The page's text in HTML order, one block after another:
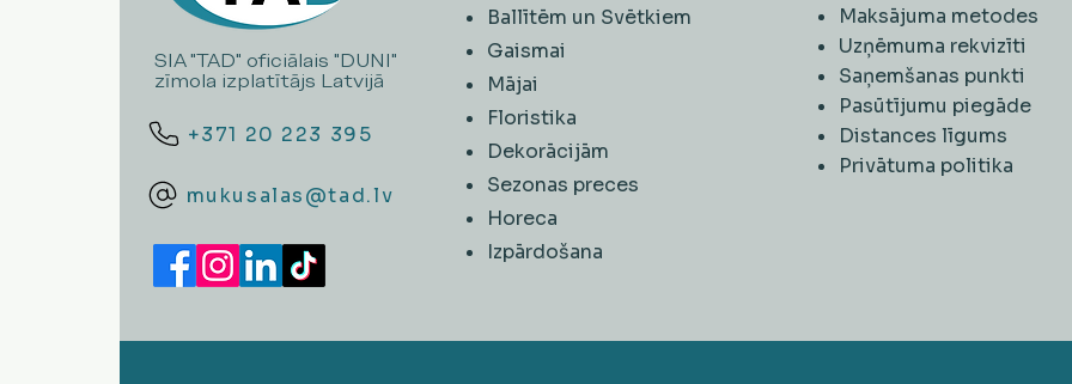
SIA "TAD" oficiālais "DUNI"
zīmola izplatītājs Latvijā
+371 20 223 395
mukusalas@tad.lv
Ballītēm un Svētkiem
Gaismai
Mājai
Floristika
Dekorācijām
Sezonas preces
Horeca
​Izpārdošana
Maksājuma metodes
Uzņēmuma rekvizīti
Saņemšanas punkti
Pasūtījumu piegāde
Distances līgums
Privātuma politika